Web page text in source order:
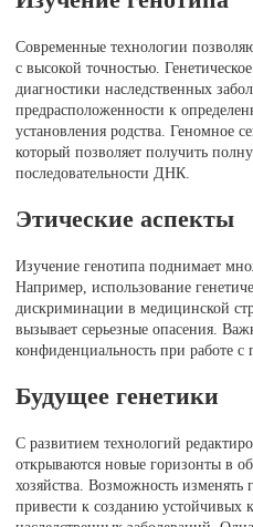
Современные технологии
с высокой точностью.
диагностики наследственных
предрасположенности к
установления родства. Геномное
который позволяет получить
последовательности ДНК.
Этические аспекты
Изучение генотипа поднимает
Например, использование
дискриминации в медицинской
вызывает серьезные опасения.
конфиденциальность при работе с
Будущее генетики
С развитием технологий
открываются новые горизонты в
хозяйства. Возможность
привести к созданию устойчивых